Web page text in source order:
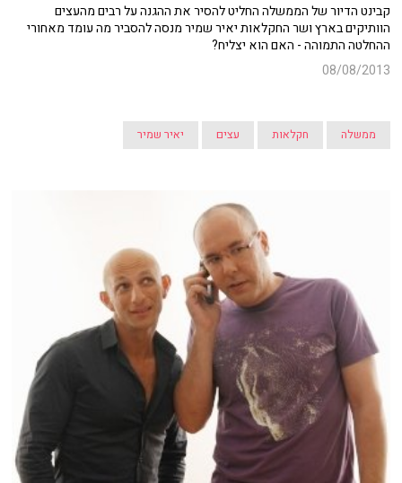
קבינט הדיור של הממשלה החליט להסיר את ההגנה על רבים מהעצים
הוותיקים בארץ ושר החקלאות יאיר שמיר מנסה להסביר מה עומד מאחורי
ההחלטה התמוהה - האם הוא יצליח?
08/08/2013
ממשלה חקלאות עצים יאיר שמיר